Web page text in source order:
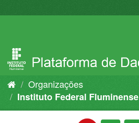
para
Organizações
Instituto Federal Fluminense